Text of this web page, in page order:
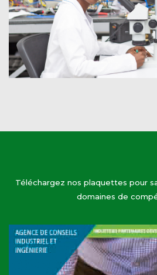
Téléchargez nos plaquettes pour
domaines de